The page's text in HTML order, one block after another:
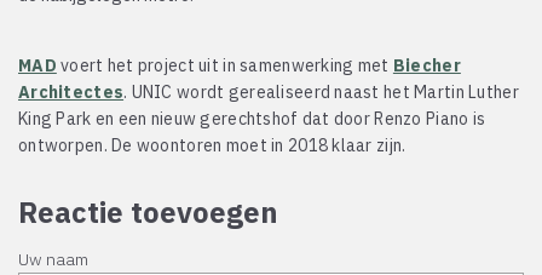
MAD voert het project uit in samenwerking met Biecher
Architectes. UNIC wordt gerealiseerd naast het Martin Luther
King Park en een nieuw gerechtshof dat door Renzo Piano is
ontworpen. De woontoren moet in 2018 klaar zijn.
Reactie toevoegen
Uw naam